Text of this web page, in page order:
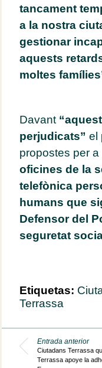
tancament
a la nostra
gestionar
aquests
moltes
Davant
perjudicats” el
propostes per
oficines de la
telefònica
humans que
Defensor del
seguretat
Etiquetas:
Terrassa
Entrada anterior
Ciutadans Terrassa
Terrassa apoye la